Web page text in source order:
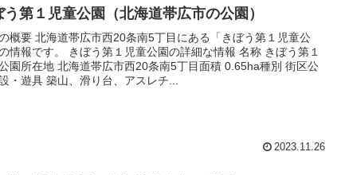
う第１児童公園（北海道帯広市の公園）
概要 北海道帯広市西20条南5丁目にある「きぼう第１児童公
情報です。 きぼう第１児童公園の詳細な情報 名称 きぼう第１
園所在地 北海道帯広市西20条南5丁目面積 0.65ha種別 街区公
・遊具 築山、滑り台、アスレチ...
2023.11.26